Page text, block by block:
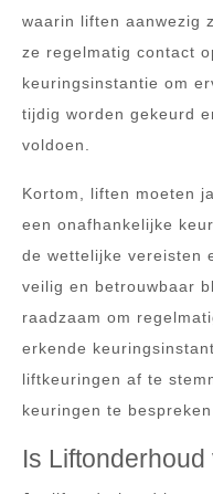
waarin liften aanwezig
ze regelmatig contact
keuringsinstantie om
tijdig worden gekeurd
voldoen.
Kortom, liften moeten
een onafhankelijke
de wettelijke vereisten
veilig en betrouwbaar
raadzaam om
erkende
liftkeuringen af te
keuringen te
Is